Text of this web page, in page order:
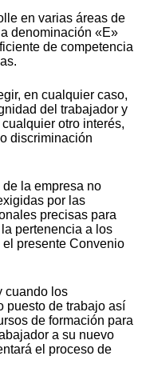
en varias áreas de
denominación «E»
de competencia
en cualquier caso,
del trabajador y
otro interés,
discriminación
la empresa no
por las
precisas para
pertenencia a los
presente Convenio
cuando los
puesto de trabajo así
de formación para
a su nuevo
el proceso de